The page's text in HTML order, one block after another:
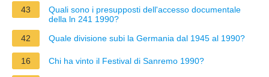
43
Quali sono i presupposti dell'accesso documentale
della ln 241 1990?
42
Quale divisione subi la Germania dal 1945 al 1990?
16 Chi ha vinto il Festival di Sanremo 1990?